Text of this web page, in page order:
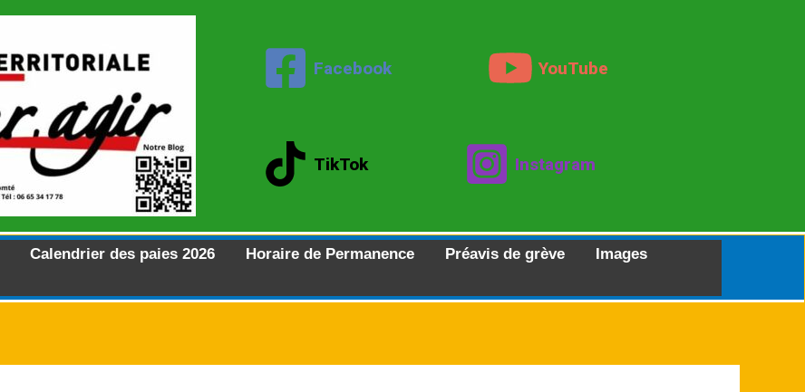
Facebook YouTube
TikTok Instagram
Calendrier des paies 2026 Horaire de Permanence Préavis de grève
Images